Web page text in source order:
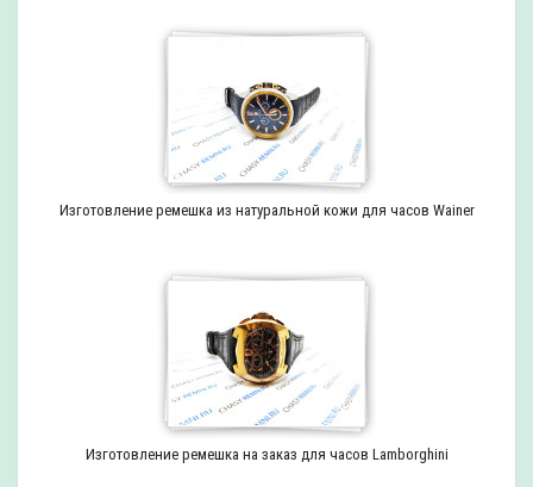
Изготовление ремешка из натуральной кожи для часов Wainer
Изготовление ремешка на заказ для часов Lamborghini